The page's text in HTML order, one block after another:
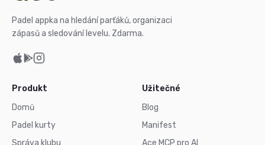
Padel appka na hledání parťáků, organizaci
zápasů a sledování levelu. Zdarma.
Produkt
Domů
Padel kurty
Správa klubu
Užitečné
Blog
Manifest
Ace MCP pro AI